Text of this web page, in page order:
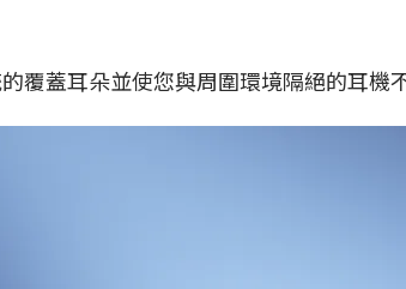
覆蓋耳朵並使您與周圍環境隔絕的耳機